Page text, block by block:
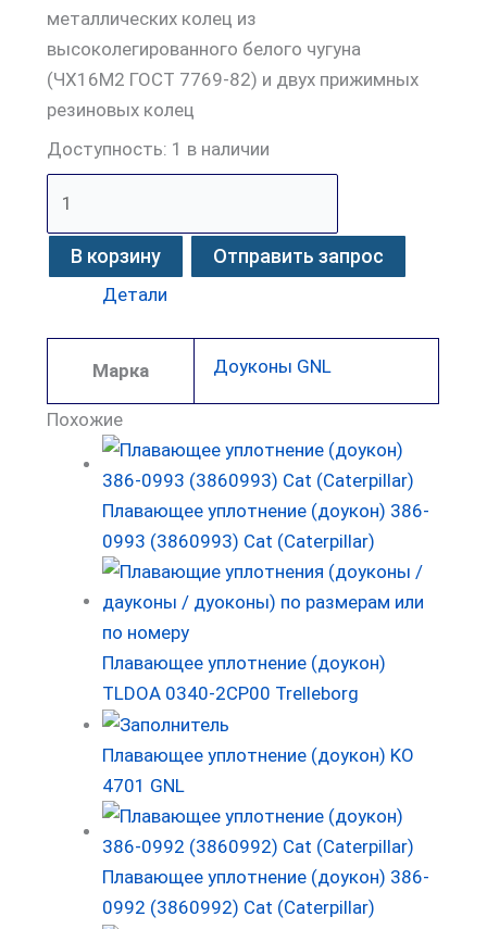
металлических колец из
высоколегированного белого чугуна
(ЧХ16М2 ГОСТ 7769-82) и двух прижимных
резиновых колец
Доступность: 1 в наличии
В корзину Отправить запрос
Детали
Марка Доуконы GNL
Похожие
Плавающее уплотнение (доукон) 386-
0993 (3860993) Cat (Caterpillar)
Плавающее уплотнение (доукон)
TLDOA 0340-2CP00 Trelleborg
Плавающее уплотнение (доукон) KO
4701 GNL
Плавающее уплотнение (доукон) 386-
0992 (3860992) Cat (Caterpillar)